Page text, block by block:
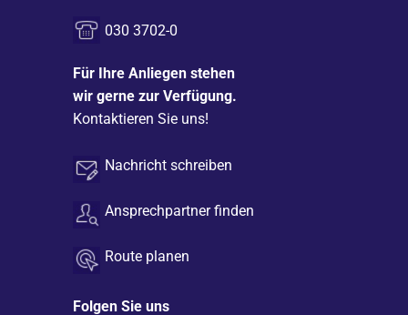
030 3702-0
Für Ihre Anliegen stehen
wir gerne zur Verfügung.
Kontaktieren Sie uns!
Nachricht schreiben
Ansprechpartner finden
Route planen
Folgen Sie uns